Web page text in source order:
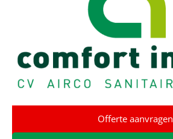
Offerte aanvragen